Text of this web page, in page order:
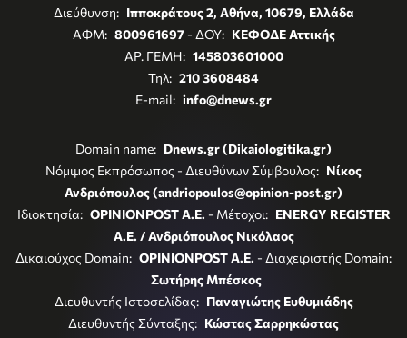
Διεύθυνση: Ιπποκράτους 2, Αθήνα, 10679, Ελλάδα
ΑΦΜ: 800961697- ΔΟΥ: ΚΕΦΟΔΕ Αττικής
ΑΡ. ΓΕΜΗ: 145803601000
Τηλ: 210 3608484
E-mail: info@dnews.gr
Domain name: Dnews.gr (Dikaiologitika.gr)
Νόμιμος Εκπρόσωπος - Διευθύνων Σύμβουλος: Νίκος
Ανδριόπουλος (andriopoulos@opinion-post.gr)
Ιδιοκτησία: OPINIONPOST A.E. - Μέτοχοι: ENERGY REGISTER
Α.Ε. / Ανδριόπουλος Νικόλαος
Δικαιούχος Domain: OPINIONPOST A.E. - Διαχειριστής Domain:
Σωτήρης Μπέσκος
Διευθυντής Ιστοσελίδας: Παναγιώτης Ευθυμιάδης
Διευθυντής Σύνταξης: Κώστας Σαρρηκώστας